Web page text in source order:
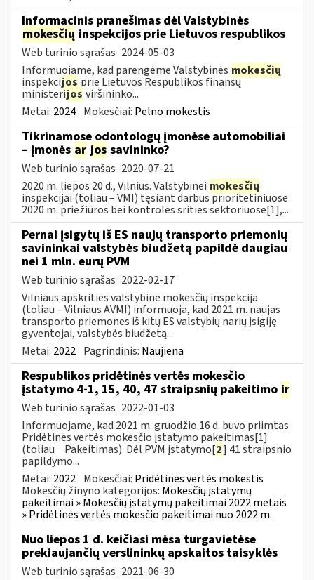
Informacinis pranešimas dėl Valstybinės
mokesčių inspekcijos prie Lietuvos respublikos
Web turinio sąrašas 2024-05-03
Informuojame, kad parengėme Valstybinės mokesčių
inspekcijos prie Lietuvos Respublikos finansų
ministerijos viršininko...
Metai: 2024 Mokesčiai: Pelno mokestis
Tikrinamose odontologų įmonėse automobiliai
– įmonės ar jos savininko?
Web turinio sąrašas 2020-07-21
2020 m. liepos 20 d., Vilnius. Valstybinei mokesčių
inspekcijai (toliau – VMI) tęsiant darbus prioritetiniuose
2020 m. priežiūros bei kontrolės srities sektoriuose[1],...
Pernai įsigytų iš ES naujų transporto priemonių
savininkai valstybės biudžetą papildė daugiau
nei 1 mln. eurų PVM
Web turinio sąrašas 2022-02-17
Vilniaus apskrities valstybinė mokesčių inspekcija
(toliau – Vilniaus AVMI) informuoja, kad 2021 m. naujas
transporto priemones iš kitų ES valstybių narių įsigiję
gyventojai, valstybės biudžetą...
Metai: 2022 Pagrindinis: Naujiena
Respublikos pridėtinės vertės mokesčio
įstatymo 4-1, 15, 40, 47 straipsnių pakeitimo ir
Web turinio sąrašas 2022-01-03
Informuojame, kad 2021 m. gruodžio 16 d. buvo priimtas
Pridėtinės vertės mokesčio įstatymo pakeitimas[1]
(toliau − Pakeitimas). Dėl PVM įstatymo[2] 41 straipsnio
papildymo...
Metai: 2022 Mokesčiai: Pridėtinės vertės mokestis
Mokesčių žinyno kategorijos: Mokesčių įstatymų
pakeitimai » Mokesčių įstatymų pakeitimai 2022 metais
» Pridėtinės vertės mokesčio pakeitimai nuo 2022 m.
Nuo liepos 1 d. keičiasi mėsa turgavietėse
prekiaujančių verslininkų apskaitos taisyklės
Web turinio sąrašas 2021-06-30